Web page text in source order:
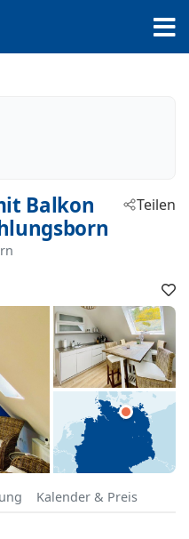
Balkon
Teilen
Kalender & Preis